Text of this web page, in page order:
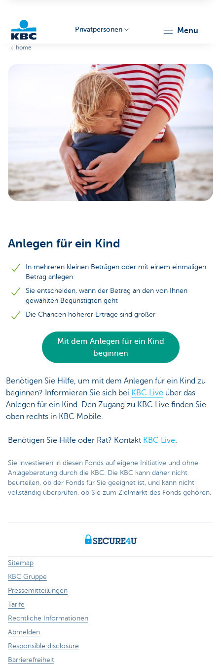
Privatpersonen menu
home
Anlegen für ein Kind
In mehreren kleinen Beträgen oder mit einem einmaligen
Betrag anlegen
Sie entscheiden, wann der Betrag an den von Ihnen
gewählten Begünstigten geht
Die Chancen höherer Erträge sind größer
Mit dem Anlegen für ein Kind
beginnen
Benötigen Sie Hilfe, um mit dem Anlegen für ein Kind zu
beginnen? Informieren Sie sich bei KBC Live über das
Anlegen für ein Kind. Den Zugang zu KBC Live finden Sie
oben rechts in KBC Mobile.
Benötigen Sie Hilfe oder Rat? Kontakt KBC Live.
Sie investieren in diesen Fonds auf eigene Initiative und ohne
Anlageberatung durch die KBC. Die KBC kann daher nicht
beurteilen, ob der Fonds für Sie geeignet ist, und kann nicht
vollständig überprüfen, ob Sie zum Zielmarkt des Fonds gehören.
Sitemap
KBC Gruppe
Pressemitteilungen
Tarife
Rechtliche Informationen
Abmelden
Responsible disclosure
Barrierefreiheit